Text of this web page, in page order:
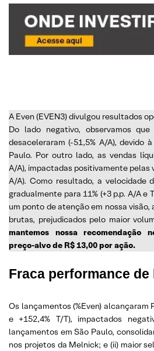
A Even (EVEN3) divulgou resultados
Do lado negativo, observamos que
desaceleraram (-51,5% A/A), devido
Paulo. Por outro lado, as vendas
A/A), impactadas positivamente pelas
A/A). Como resultado, a velocidade
gradualmente para 11% (+3 p.p. A/A e
um ponto de atenção em nossa visão,
brutas, prejudicados pelo maior
mantemos nossa recomendação
preço-alvo de R$ 13,00 por ação.
Fraca performance
Os lançamentos (%Even) alcançaram
e +152,4% T/T), impactados
lançamentos em São Paulo,
nos projetos da Melnick; e (ii) maior